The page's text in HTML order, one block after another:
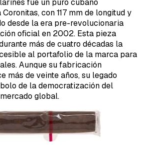
con 117 mm de longitud y
desde la era pre-revolucionaria
oficial en 2002. Esta pieza
más de cuatro décadas la
al portafolio de la marca para
Aunque su fabricación
más de veinte años, su legado
de la democratización del
global.